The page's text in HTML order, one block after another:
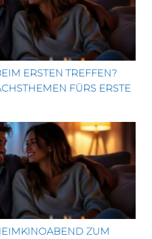
ERSTEN TREFFEN?
FÜRS ERSTE
zum ersten Sex mit
ZUM